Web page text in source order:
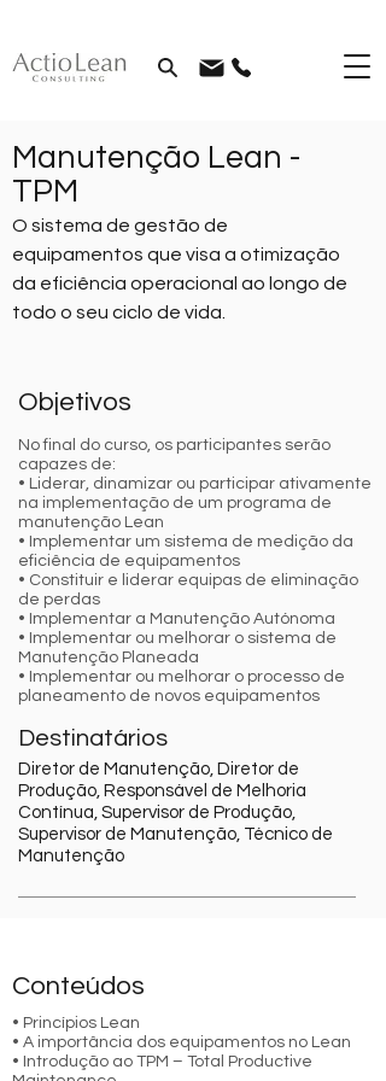
Manutenção Lean -
TPM
O sistema de gestão de
equipamentos que visa a otimização
da eficiência operacional ao longo de
todo o seu ciclo de vida.
Objetivos
No final do curso, os participantes serão
capazes de:
• Liderar, dinamizar ou participar ativamente
na implementação de um programa de
manutenção Lean
• Implementar um sistema de medição da
eficiência de equipamentos
• Constituir e liderar equipas de eliminação
de perdas
• Implementar a Manutenção Autónoma
• Implementar ou melhorar o sistema de
Manutenção Planeada
• Implementar ou melhorar o processo de
planeamento de novos equipamentos
Destinatários
Diretor de Manutenção, Diretor de
Produção, Responsável de Melhoria
Contínua, Supervisor de Produção,
Supervisor de Manutenção, Técnico de
Manutenção
Conteúdos
• Princípios Lean
• A importância dos equipamentos no Lean
• Introdução ao TPM – Total Productive